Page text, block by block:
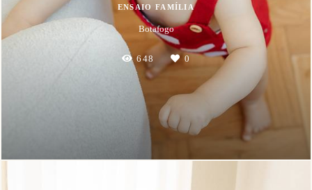
ENSAIO FAMÍLIA
Botafogo
648 0